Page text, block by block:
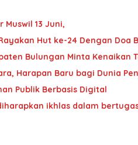
Muswil 13 Juni,
Hut ke-24 Dengan Doa
Bulungan Minta Kenaikan
Harapan Baru bagi Dunia
Publik Berbasis Digital
ikhlas dalam